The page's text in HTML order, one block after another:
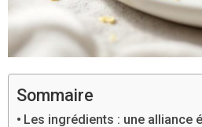
Sommaire
Les ingrédients : une alliance